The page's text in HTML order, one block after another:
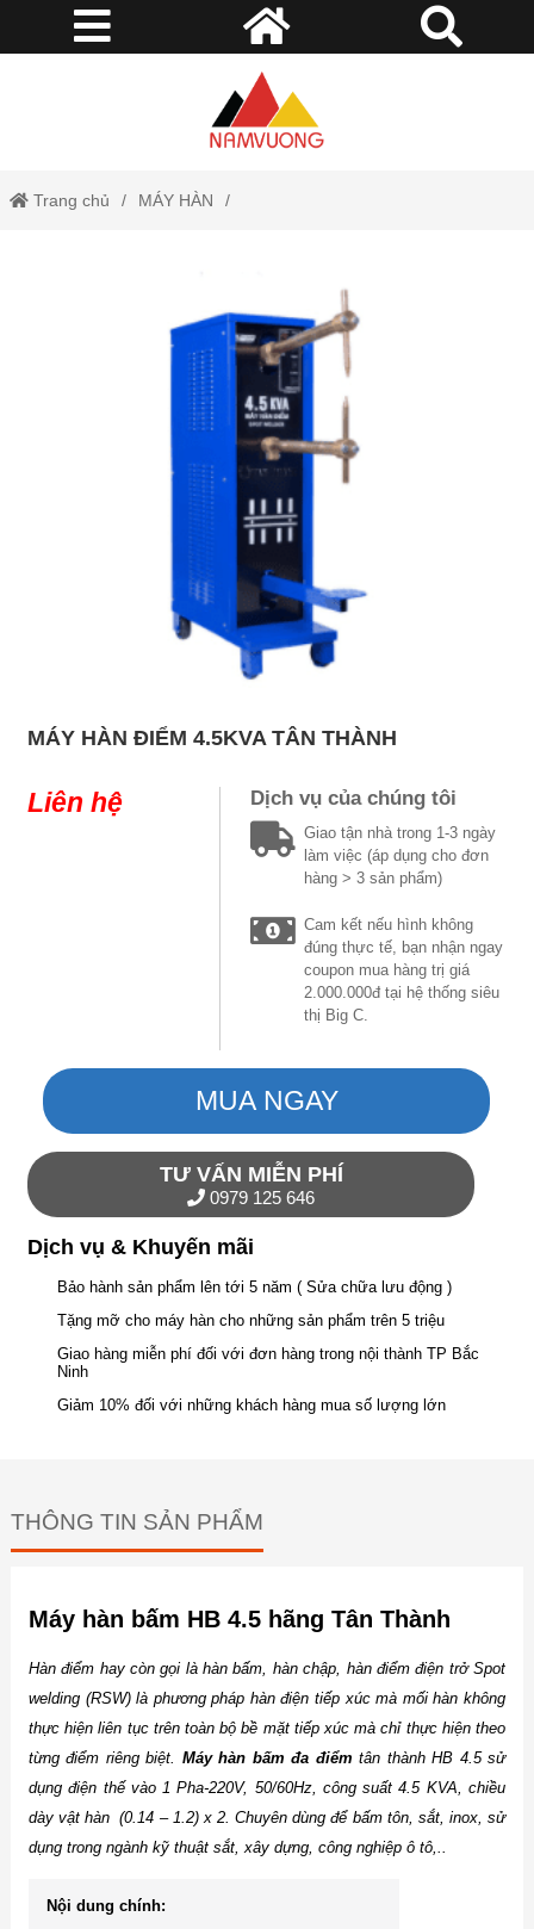
Trang chủ MÁY HÀN
Máy hàn điểm 4.5KVA Tân Thành
MÁY HÀN ĐIỂM 4.5KVA TÂN THÀNH
Liên hệ Dịch vụ của chúng tôi
Giao tận nhà trong 1-3 ngày
làm việc (áp dụng cho đơn
hàng > 3 sản phẩm)
Cam kết nếu hình không
đúng thực tế, bạn nhận ngay
coupon mua hàng trị giá
2.000.000đ tại hệ thống siêu
thị Big C.
MUA NGAY
TƯ VẤN MIỄN PHÍ
0979 125 646
Dịch vụ & Khuyến mãi
Bảo hành sản phẩm lên tới 5 năm ( Sửa chữa lưu động )
Tặng mỡ cho máy hàn cho những sản phẩm trên 5 triệu
Giao hàng miễn phí đối với đơn hàng trong nội thành TP Bắc
Ninh
Giảm 10% đối với những khách hàng mua số lượng lớn
THÔNG TIN SẢN PHẨM
Máy hàn bấm HB 4.5 hãng Tân Thành
Hàn điểm hay còn gọi là hàn bấm, hàn chập, hàn điểm điện trở Spot
welding (RSW) là phương pháp hàn điện tiếp xúc mà mối hàn không
thực hiện liên tục trên toàn bộ bề mặt tiếp xúc mà chỉ thực hiện theo
từng điểm riêng biệt. Máy hàn bấm đa điểm tân thành HB 4.5 sử
dụng điện thế vào 1 Pha-220V, 50/60Hz, công suất 4.5 KVA, chiều
dày vật hàn (0.14 – 1.2) x 2. Chuyên dùng để bấm tôn, sắt, inox, sử
dụng trong ngành kỹ thuật sắt, xây dựng, công nghiệp ô tô,..
Nội dung chính: